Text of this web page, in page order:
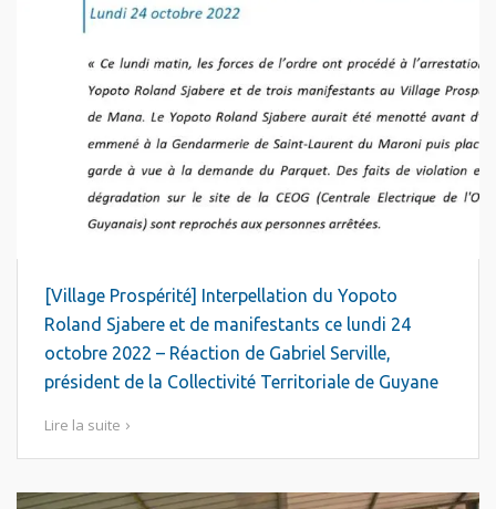
[Village Prospérité] Interpellation du Yopoto
Roland Sjabere et de manifestants ce lundi 24
octobre 2022 – Réaction de Gabriel Serville,
président de la Collectivité Territoriale de Guyane
Lire la suite